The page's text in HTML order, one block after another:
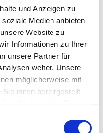
und Anzeigen zu
Medien anbieten
Website zu
Informationen zu Ihrer
unsere Partner für
weiter. Unsere
möglicherweise mit
ihnen bereitgestellt
und
geschieht in den
Gemeinde in Wort,